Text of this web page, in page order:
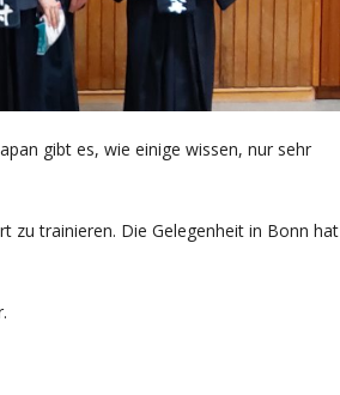
gibt es, wie einige wissen, nur sehr
zu trainieren. Die Gelegenheit in Bonn hat